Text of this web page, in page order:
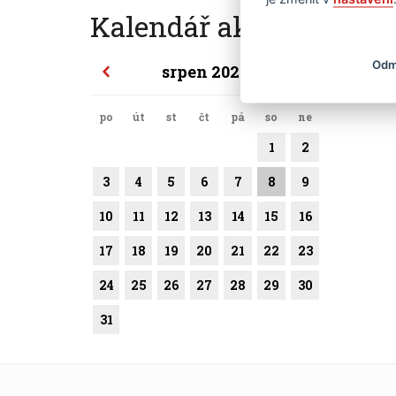
Kalendář akcí
srpen 2026
po út st čt pá so ne
1 2
3 4 5 6 7 8 9
10 11 12 13 14 15 16
17 18 19 20 21 22 23
24 25 26 27 28 29 30
31